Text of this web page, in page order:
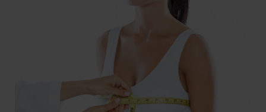
Möchten Sie einen Termin vereinbaren?
Besuchen Sie unser
Patientenportal.
Schreiben Sie uns